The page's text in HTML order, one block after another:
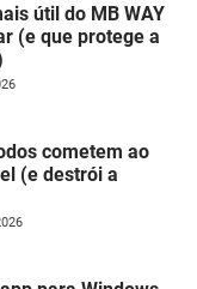
útil do MB WAY
(e que protege a
cometem ao
(e destrói a